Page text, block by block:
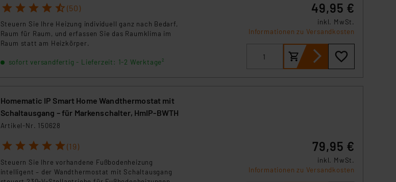
1 2 3 4 5 (50)
Steuern Sie Ihre Heizung individuell ganz nach Bedarf,
Raum für Raum, und erfassen Sie das Raumklima im
Raum statt am Heizkörper.
sofort versandfertig - Lieferzeit: 1-2 Werktage²
49,95 €
inkl. MwSt.
Informationen zu Versandkosten
Homematic IP Smart Home Wandthermostat mit
Schaltausgang – für Markenschalter, HmIP-BWTH
Artikel-Nr. 150628
1 2 3 4 5 (19)
Steuern Sie Ihre vorhandene Fußbodenheizung
intelligent – der Wandthermostat mit Schaltausgang
79,95 €
inkl. MwSt.
Informationen zu Versandkosten